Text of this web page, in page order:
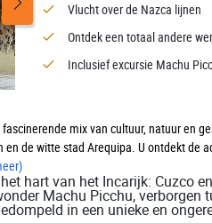
Vlucht over de Nazca lijnen
Ontdek een totaal andere
Inclusief excursie Machu
mix van cultuur, natuur en
de witte stad Arequipa. U ontdekt de
hart van het Incarijk: Cuzco
Machu Picchu, verborgen
in een unieke en